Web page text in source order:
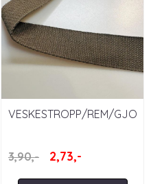
VESKESTROPP/REM/
3,90,-
2,73,-